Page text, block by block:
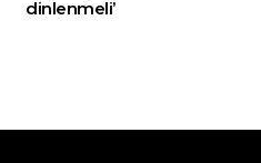
dinlenmeli’